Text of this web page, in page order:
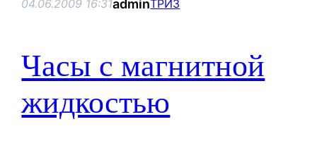
04.06.2009 16:31adminТРИЗ
Часы с магнитной
жидкостью